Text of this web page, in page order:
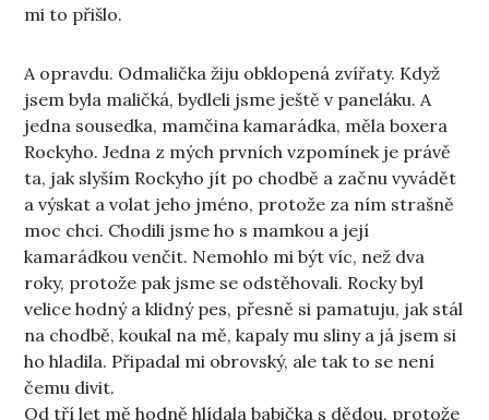
mi to přišlo.
A opravdu. Odmalička žiju obklopená zvířaty. Když
jsem byla maličká, bydleli jsme ještě v paneláku. A
jedna sousedka, mamčina kamarádka, měla boxera
Rockyho. Jedna z mých prvních vzpomínek je právě
ta, jak slyším Rockyho jít po chodbě a začnu vyvádět
a výskat a volat jeho jméno, protože za ním strašně
moc chci. Chodili jsme ho s mamkou a její
kamarádkou venčit. Nemohlo mi být víc, než dva
roky, protože pak jsme se odstěhovali. Rocky byl
velice hodný a klidný pes, přesně si pamatuju, jak stál
na chodbě, koukal na mě, kapaly mu sliny a já jsem si
ho hladila. Připadal mi obrovský, ale tak to se není
čemu divit.
Od tří let mě hodně hlídala babička s dědou, protože